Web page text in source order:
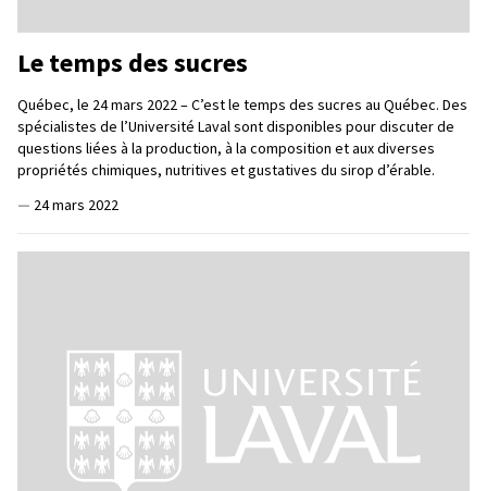
Le temps des sucres
Québec, le 24 mars 2022 – C’est le temps des sucres au Québec. Des
spécialistes de l’Université Laval sont disponibles pour discuter de
questions liées à la production, à la composition et aux diverses
propriétés chimiques, nutritives et gustatives du sirop d’érable.
— 24 mars 2022